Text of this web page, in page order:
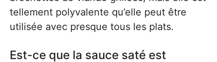
tellement polyvalente qu’elle peut être
utilisée avec presque tous les plats.
Est-ce que la sauce saté est